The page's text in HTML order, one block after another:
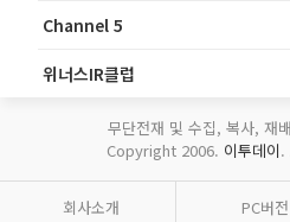
Channel 5
위너스IR클럽
무단전재 및 수집, 복사, 재
Copyright 2006. 이투데이.
회사소개 PC버전